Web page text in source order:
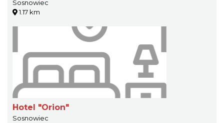
Sosnowiec
1.17 km
Hotel "Orion"
Sosnowiec